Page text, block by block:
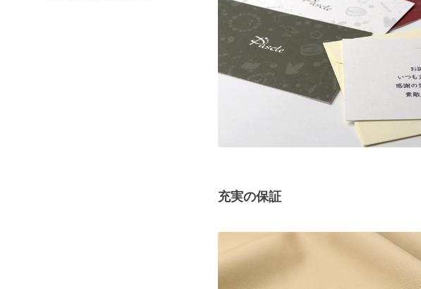
充実の保証